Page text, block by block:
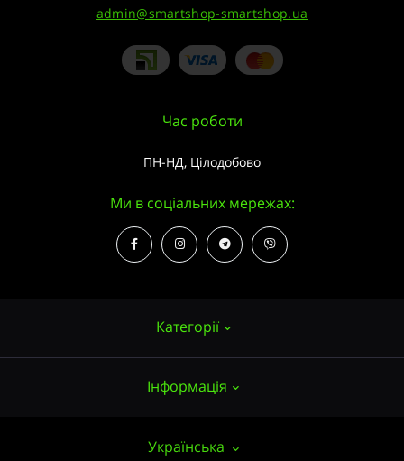
admin@smartshop-smartshop.ua
Категорії
Інформація
Час роботи
ПН-НД, Цілодобово
Ми в соціальних мережах:
Українська